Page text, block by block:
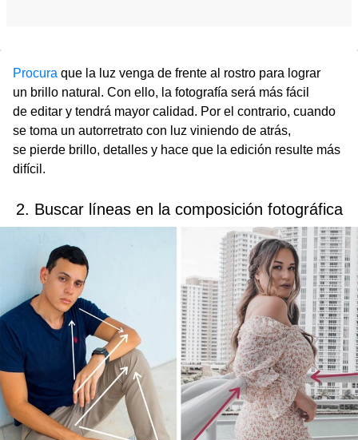
Procura que la luz venga de frente al rostro para lograr
un brillo natural. Con ello, la fotografía será más fácil
de editar y tendrá mayor calidad. Por el contrario, cuando
se toma un autorretrato con luz viniendo de atrás,
se pierde brillo, detalles y hace que la edición resulte más
difícil.
2. Buscar líneas en la composición fotográfica